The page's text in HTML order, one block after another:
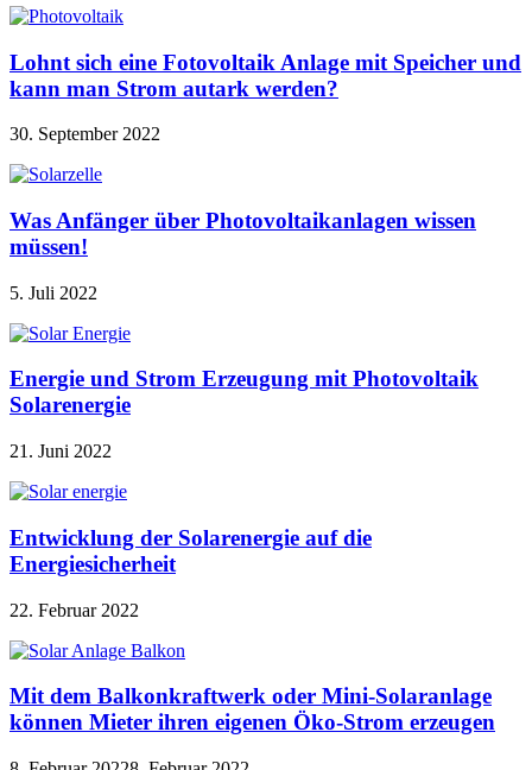
Lohnt sich eine Fotovoltaik Anlage mit Speicher und
kann man Strom autark werden?
30. September 2022
Was Anfänger über Photovoltaikanlagen wissen
müssen!
5. Juli 2022
Energie und Strom Erzeugung mit Photovoltaik
Solarenergie
21. Juni 2022
Entwicklung der Solarenergie auf die
Energiesicherheit
22. Februar 2022
Mit dem Balkonkraftwerk oder Mini-Solaranlage
können Mieter ihren eigenen Öko-Strom erzeugen